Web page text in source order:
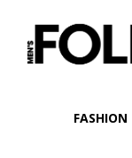
FASHION